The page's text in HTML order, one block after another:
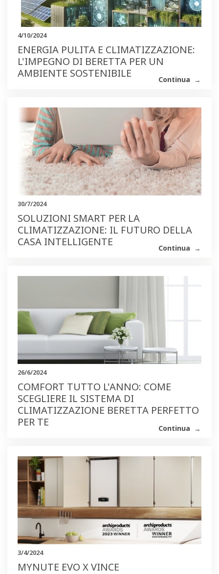
4/10/2024
ENERGIA PULITA E CLIMATIZZAZIONE:
L'IMPEGNO DI BERETTA PER UN
AMBIENTE SOSTENIBILE
Continua
30/7/2024
SOLUZIONI SMART PER LA
CLIMATIZZAZIONE: IL FUTURO DELLA
CASA INTELLIGENTE
Continua
26/6/2024
COMFORT TUTTO L'ANNO: COME
SCEGLIERE IL SISTEMA DI
CLIMATIZZAZIONE BERETTA PERFETTO
PER TE
Continua
3/4/2024
MYNUTE EVO X VINCE